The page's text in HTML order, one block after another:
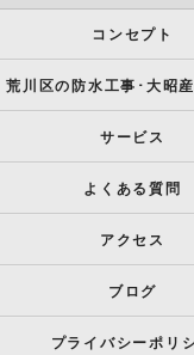
コンセプト
サービス
よくある質問
アクセス
ブログ
プライバシーポリ